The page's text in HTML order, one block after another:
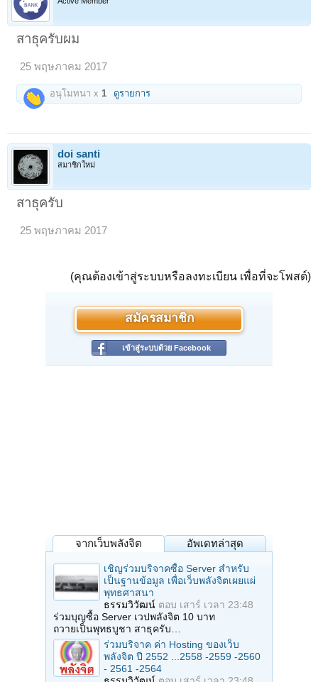
สาธุครับผม
25 พฤษภาคม 2017
อนุโมทนา x1 ดูรายการ
doi santi
สมาชิกใหม่
สาธุครับ
25 พฤษภาคม 2017
(คุณต้องเข้าสู่ระบบหรือลงทะเบียน เพื่อที่จะโพสต์)
สมัครสมาชิก
เข้าสู่ระบบด้วย Facebook
จากเว็บพลังจิต อัพเดทล่าสุด
เชิญร่วมบริจาคซื้อ Server สำหรับ
เป็นฐานข้อมูล เพื่อเว็บพลังจิตเผยแผ่
พุทธศาสนา
ธรรมวิวัฒน์ ตอบ เสาร์ เวลา 23:48
ร่วมบุญซื้อ Server เวปพลังจิต 10 บาท
ถวายเป็นพุทธบูชา สาธุครับ…
ร่วมบริจาค ค่า Hosting ของเว็บ
พลังจิต ปี 2552 ...2558 -2559 -2560
- 2561 -2564